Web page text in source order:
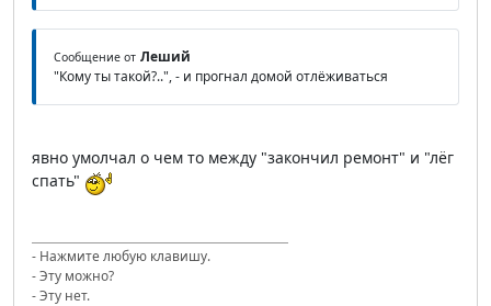
Сообщение от Леший
"Кому ты такой?..", - и прогнал домой отлёживаться
явно умолчал о чем то между "закончил ремонт" и "лёг
спать"
- Нажмите любую клавишу.
- Эту можно?
- Эту нет.